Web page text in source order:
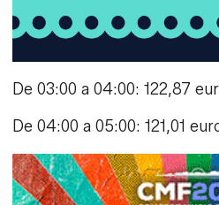
De 03:00 a 04:00: 122,87
De 04:00 a 05:00: 121,01